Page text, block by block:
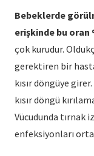
Bebeklerde
erişkinde bu oran
çok kurudur.
gerektiren bir
kısır döngüye
kısır döngü
Vücudunda tırnak
enfeksiyonları